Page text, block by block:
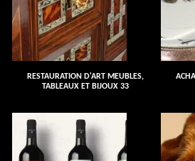
RESTAURATION D'ART MEUBLES,
TABLEAUX ET BIJOUX 33